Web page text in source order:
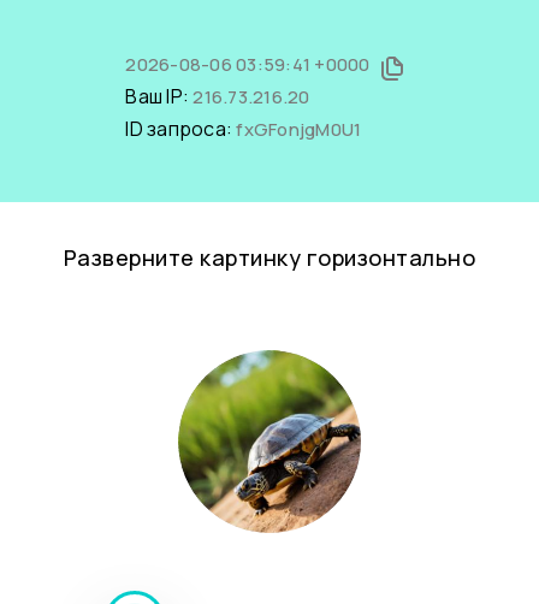
2026-08-06 03:59:41 +0000
Ваш IP:216.73.216.20
ID запроса:fxGFonjgM0U1
Разверните картинку горизонтально